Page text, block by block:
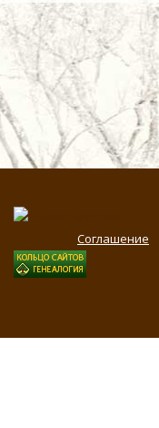
Соглашение